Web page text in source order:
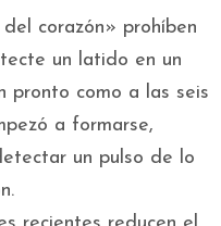
corazón» prohíben
un latido en un
pronto como a las seis
a formarse,
un pulso de lo